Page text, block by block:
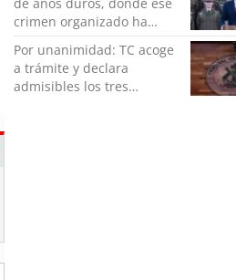
crimen organizado ha
ocupado un lugar que no
le corresponde”
Por unanimidad: TC acoge
a trámite y declara
admisibles los tres